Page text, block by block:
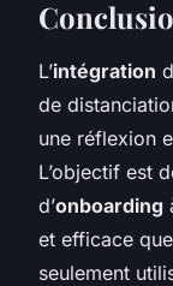
L’intégration
de
une réflexion
L’objectif est
d’onboarding
et efficace
seulement